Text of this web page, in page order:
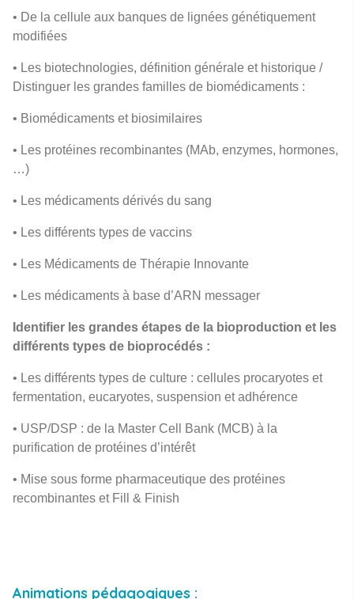
• De la cellule aux banques de lignées génétiquement
modifiées
• Les biotechnologies, définition générale et historique /
Distinguer les grandes familles de biomédicaments :
• Biomédicaments et biosimilaires
• Les protéines recombinantes (MAb, enzymes, hormones,
…)
• Les médicaments dérivés du sang
• Les différents types de vaccins
• Les Médicaments de Thérapie Innovante
• Les médicaments à base d’ARN messager
Identifier les grandes étapes de la bioproduction et les
différents types de bioprocédés :
• Les différents types de culture : cellules procaryotes et
fermentation, eucaryotes, suspension et adhérence
• USP/DSP : de la Master Cell Bank (MCB) à la
purification de protéines d’intérêt
• Mise sous forme pharmaceutique des protéines
recombinantes et Fill & Finish
Animations pédagogiques :